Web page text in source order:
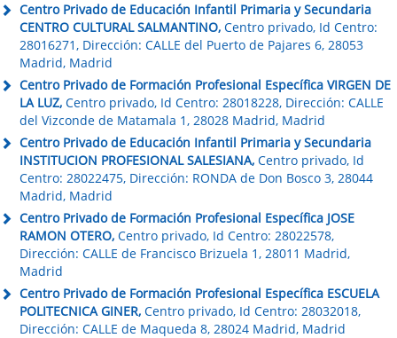
Centro Privado de Educación Infantil Primaria y Secundaria
CENTRO CULTURAL SALMANTINO, Centro privado, Id Centro:
28016271, Dirección: CALLE del Puerto de Pajares 6, 28053
Madrid, Madrid
Centro Privado de Formación Profesional Específica VIRGEN DE
LA LUZ, Centro privado, Id Centro: 28018228, Dirección: CALLE
del Vizconde de Matamala 1, 28028 Madrid, Madrid
Centro Privado de Educación Infantil Primaria y Secundaria
INSTITUCION PROFESIONAL SALESIANA, Centro privado, Id
Centro: 28022475, Dirección: RONDA de Don Bosco 3, 28044
Madrid, Madrid
Centro Privado de Formación Profesional Específica JOSE
RAMON OTERO, Centro privado, Id Centro: 28022578,
Dirección: CALLE de Francisco Brizuela 1, 28011 Madrid,
Madrid
Centro Privado de Formación Profesional Específica ESCUELA
POLITECNICA GINER, Centro privado, Id Centro: 28032018,
Dirección: CALLE de Maqueda 8, 28024 Madrid, Madrid